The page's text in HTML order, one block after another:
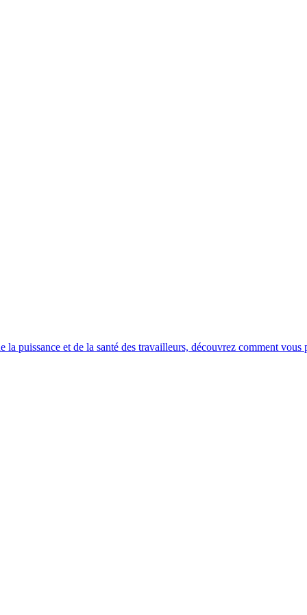
puissance et de la santé des travailleurs, découvrez comment